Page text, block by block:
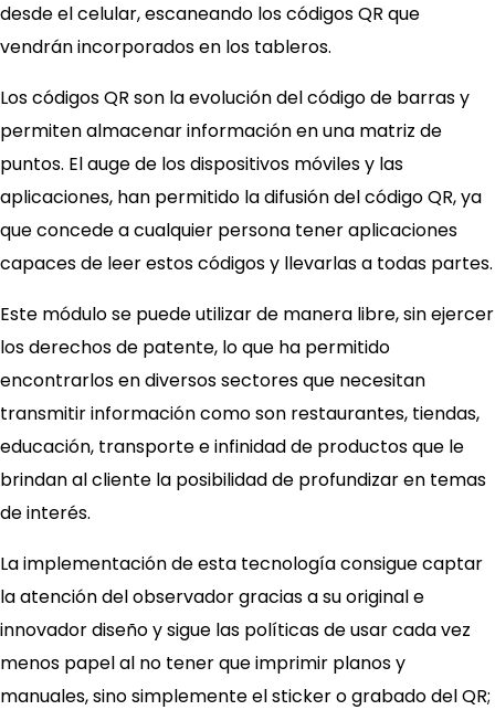
desde el celular, escaneando los códigos QR que
vendrán incorporados en los tableros.
Los códigos QR son la evolución del código de barras y
permiten almacenar información en una matriz de
puntos. El auge de los dispositivos móviles y las
aplicaciones, han permitido la difusión del código QR, ya
que concede a cualquier persona tener aplicaciones
capaces de leer estos códigos y llevarlas a todas partes.
Este módulo se puede utilizar de manera libre, sin ejercer
los derechos de patente, lo que ha permitido
encontrarlos en diversos sectores que necesitan
transmitir información como son restaurantes, tiendas,
educación, transporte e infinidad de productos que le
brindan al cliente la posibilidad de profundizar en temas
de interés.
La implementación de esta tecnología consigue captar
la atención del observador gracias a su original e
innovador diseño y sigue las políticas de usar cada vez
menos papel al no tener que imprimir planos y
manuales, sino simplemente el sticker o grabado del QR;